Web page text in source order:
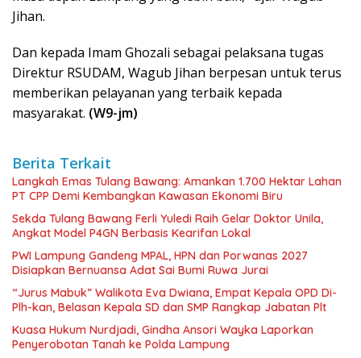
Jihan.
Dan kepada Imam Ghozali sebagai pelaksana tugas
Direktur RSUDAM, Wagub Jihan berpesan untuk terus
memberikan pelayanan yang terbaik kepada
masyarakat. (W9-jm)
Berita Terkait
Langkah Emas Tulang Bawang: Amankan 1.700 Hektar Lahan
PT CPP Demi Kembangkan Kawasan Ekonomi Biru
Sekda Tulang Bawang Ferli Yuledi Raih Gelar Doktor Unila,
Angkat Model P4GN Berbasis Kearifan Lokal
PWI Lampung Gandeng MPAL, HPN dan Porwanas 2027
Disiapkan Bernuansa Adat Sai Bumi Ruwa Jurai
“Jurus Mabuk” Walikota Eva Dwiana, Empat Kepala OPD Di-
Plh-kan, Belasan Kepala SD dan SMP Rangkap Jabatan Plt
Kuasa Hukum Nurdjadi, Gindha Ansori Wayka Laporkan
Penyerobotan Tanah ke Polda Lampung